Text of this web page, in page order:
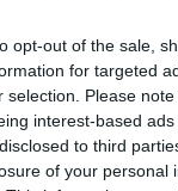
opt-out of the sale,
for targeted
selection. Please
interest-based
to third
of your personal